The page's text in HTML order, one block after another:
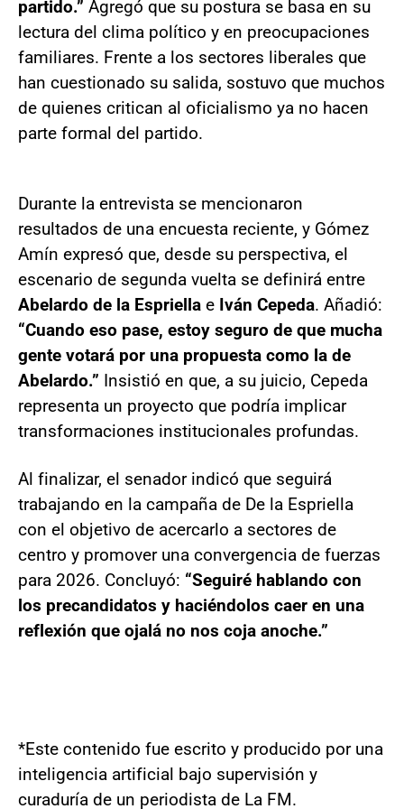
partido.” Agregó que su postura se basa en su
lectura del clima político y en preocupaciones
familiares. Frente a los sectores liberales que
han cuestionado su salida, sostuvo que muchos
de quienes critican al oficialismo ya no hacen
parte formal del partido.
Durante la entrevista se mencionaron
resultados de una encuesta reciente, y Gómez
Amín expresó que, desde su perspectiva, el
escenario de segunda vuelta se definirá entre
Abelardo de la Espriella e Iván Cepeda. Añadió:
“Cuando eso pase, estoy seguro de que mucha
gente votará por una propuesta como la de
Abelardo.” Insistió en que, a su juicio, Cepeda
representa un proyecto que podría implicar
transformaciones institucionales profundas.
Al finalizar, el senador indicó que seguirá
trabajando en la campaña de De la Espriella
con el objetivo de acercarlo a sectores de
centro y promover una convergencia de fuerzas
para 2026. Concluyó: “Seguiré hablando con
los precandidatos y haciéndolos caer en una
reflexión que ojalá no nos coja anoche.”
*Este contenido fue escrito y producido por una
inteligencia artificial bajo supervisión y
curaduría de un periodista de La FM.